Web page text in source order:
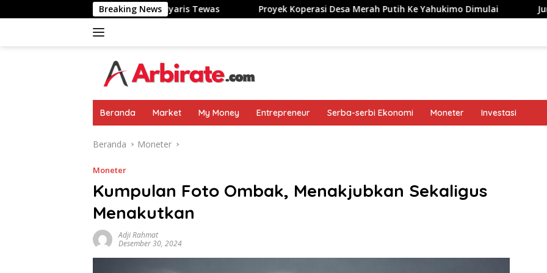
ke
Breaking News
Jepang: Kulit Terbakar-Nyaris Tewas Proyek Koperasi Desa Merah Putih Ke Yahukimo Dimulai Jurus Bank
Beranda Market My Money Entrepreneur Serba-serbi Ekonomi Moneter Investasi
Beranda Moneter
Moneter
Kumpulan Foto Ombak, Menakjubkan Sekaligus
Menakutkan
Adji Rahmat
Desember 30, 2024